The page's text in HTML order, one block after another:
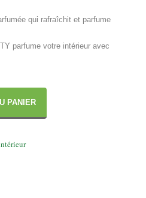
qui rafraîchit et parfume
parfume votre intérieur avec
PANIER